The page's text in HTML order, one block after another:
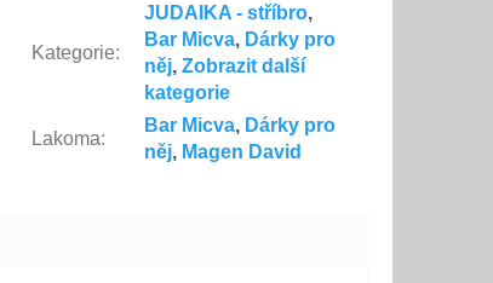
Kategorie:
JUDAIKA - stříbro,
Bar Micva, Dárky pro
něj,Zobrazit další
kategorie
Lakoma:
Bar Micva, Dárky pro
něj, Magen David